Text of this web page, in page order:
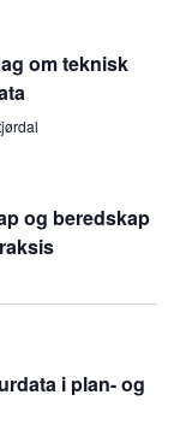
om teknisk
og beredskap
i plan- og